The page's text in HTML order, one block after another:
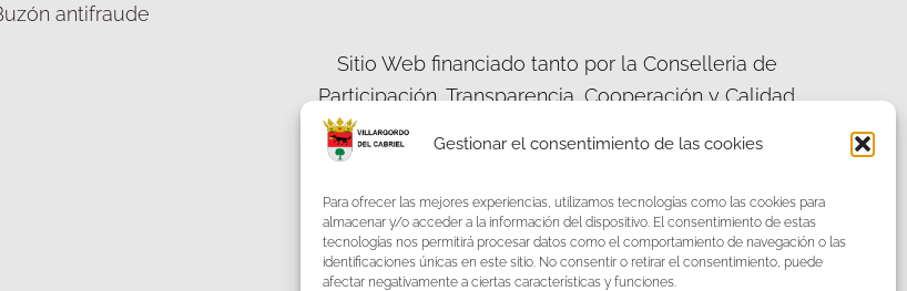
Gestionar el consentimiento de las cookies
Para ofrecer las mejores experiencias, utilizamos tecnologías como las cookies para
almacenar y/o acceder a la información del dispositivo. El consentimiento de estas
tecnologías nos permitirá procesar datos como el comportamiento de navegación o las
identificaciones únicas en este sitio. No consentir o retirar el consentimiento, puede
afectar negativamente a ciertas características y funciones.
antifraude
Sitio Web financiado tanto por la Conselleria de
Participación, Transparencia, Cooperación y Calidad
Democrática, como por la Diputación Provincial de
Facebook Twitter